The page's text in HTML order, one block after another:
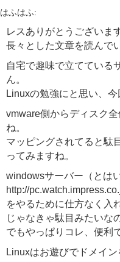
はふはふ:
レスありがとうございま
長々とした文章を読んで
自宅で趣味で立てている
ん。
Linuxの勉強にと思い、
vmware側からディスク
ね。
マッピングされてると駄
ってみますね。
windowsサーバー（とは
http://
をやるために仕方なく入
じゃなきゃ駄目みたいな
でもやっぱりコレ、便利
Linuxはお遊びでドメイ